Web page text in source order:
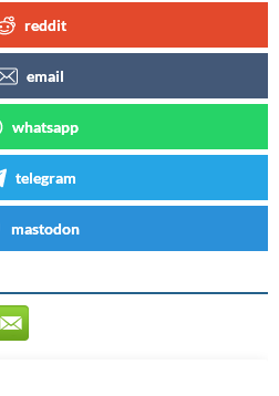
reddit
email
whatsapp
telegram
mastodon